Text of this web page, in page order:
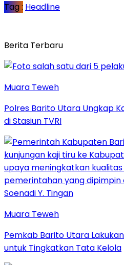
Tag : Headline
Berita Terbaru
Muara Teweh
Polres Barito Utara Ungkap
di Stasiun TVRI
Muara Teweh
Pemkab Barito Utara
untuk Tingkatkan Tata Kelola